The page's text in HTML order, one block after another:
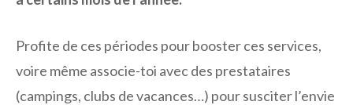
Profite de ces périodes pour booster ces services,
voire même associe-toi avec des prestataires
(campings, clubs de vacances…) pour susciter l’envie